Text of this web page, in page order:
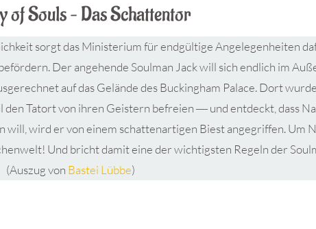
of Souls – Das Schattentor
sorgt das Ministerium für endgültige Angelegenheiten
Der angehende Soulman Jack will sich endlich im
auf das Gelände des Buckingham Palace. Dort
den Tatort von ihren Geistern befreien ― und entdeckt, dass
will, wird er von einem schattenartigen Biest angegriffen. Um
Und bricht damit eine der wichtigsten Regeln der
(Auszug von Bastei Lübbe)